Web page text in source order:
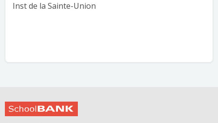
Inst de la Sainte-Union